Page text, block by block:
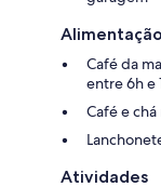
Café da
entre 6h e
Café e chá
Atividades